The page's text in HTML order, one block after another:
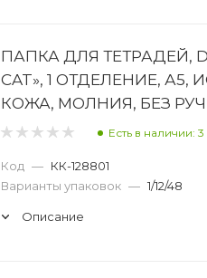
ПАПКА ДЛЯ ТЕТРАДЕЙ,
CAT», 1 ОТДЕЛЕНИЕ, А5,
КОЖА, МОЛНИЯ, БЕЗ
Есть в наличии: 3
Код — КК-128801
Варианты упаковок — 1/12/48
Описание